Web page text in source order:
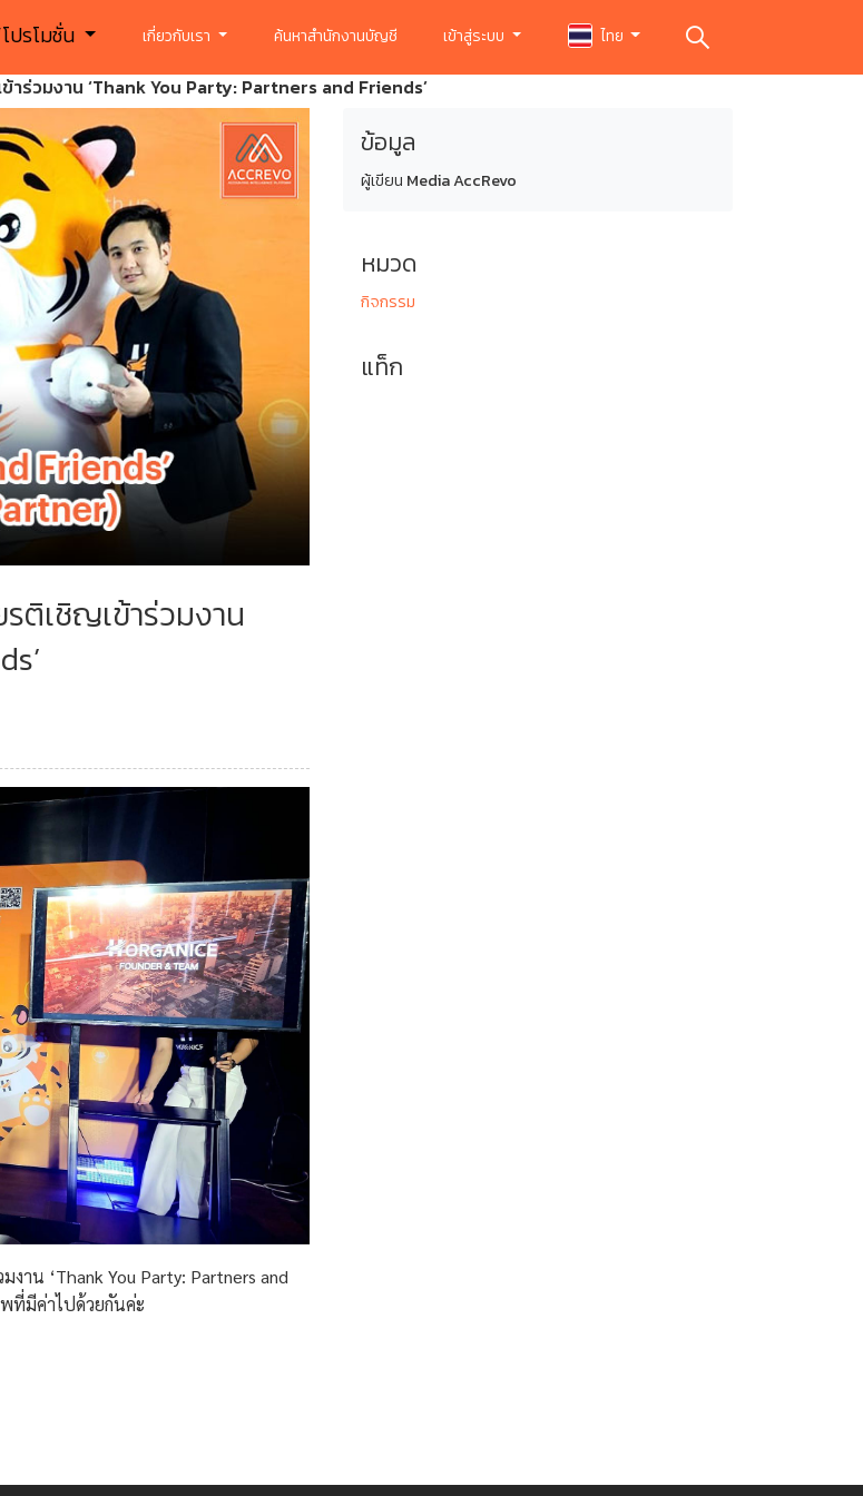
ปรโมชั่น เกี่ยวกับเรา ค้นหาสำนักงานบัญชี เข้าสู่ระบบ ไทย
ร่วมงาน ‘Thank You Party: Partners and Friends’
ติเชิญเข้าร่วมงาน
งาน ‘Thank You Party: Partners and
ที่มีค่าไปด้วยกันค่ะ
ข้อมูล
ผู้เขียน Media AccRevo
หมวด
กิจกรรม
แท็ก